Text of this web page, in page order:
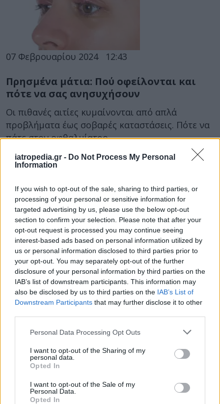
iatropedia.gr - Do Not Process My Personal
Information
If you wish to opt-out of the sale, sharing to third parties, or
processing of your personal or sensitive information for
targeted advertising by us, please use the below opt-out
section to confirm your selection. Please note that after your
opt-out request is processed you may continue seeing
interest-based ads based on personal information utilized by
us or personal information disclosed to third parties prior to
your opt-out. You may separately opt-out of the further
disclosure of your personal information by third parties on the
IAB’s list of downstream participants. This information may
also be disclosed by us to third parties on the IAB’s List of
Downstream Participants that may further disclose it to other
Personal Data Processing Opt Outs
I want to opt-out of the Sharing of my
personal data.
Opted In
I want to opt-out of the Sale of my
Personal Data.
Opted In
07 Φεβρουαρίου 2024 12:43
Πρησμένα μάτια: Πού οφείλονται και
πότε να σας ανησυχήσουν
Οι πιθανές αιτίες κυμαίνονται από απλά
προβλήματα έως σοβαρές καταστάσεις. Πότε να
πάτε στον οφθαλμίατρο.
03 Ιανουαρίου 2024 10:51
Δείτε τι παθαίνουν τα μάτια σας όταν
πίνετε αλκοόλ
Οι βραχυπρόθεσμοι και οι μακροπρόθεσμοι
κίνδυνοι. Ποιες ποσότητες αλκοόλ είναι πιο
επικίνδυνες.